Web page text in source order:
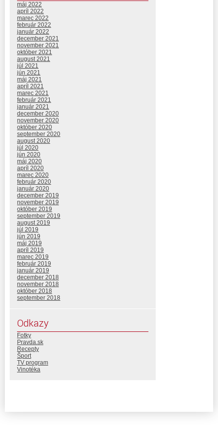
máj 2022
apríl 2022
marec 2022
február 2022
január 2022
december 2021
november 2021
október 2021
august 2021
júl 2021
jún 2021
máj 2021
apríl 2021
marec 2021
február 2021
január 2021
december 2020
november 2020
október 2020
september 2020
august 2020
júl 2020
jún 2020
máj 2020
apríl 2020
marec 2020
február 2020
január 2020
december 2019
november 2019
október 2019
september 2019
august 2019
júl 2019
jún 2019
máj 2019
apríl 2019
marec 2019
február 2019
január 2019
december 2018
november 2018
október 2018
september 2018
Odkazy
Fotky
Pravda.sk
Recepty
Šport
TV program
Vinotéka